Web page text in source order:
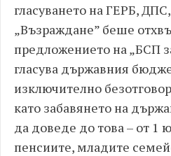
гласуването на ГЕРБ,
„Възраждане” беше
предложението на „БСП
гласува държавния
изключително
като забавянето на
да доведе до това – от 1
пенсиите, младите